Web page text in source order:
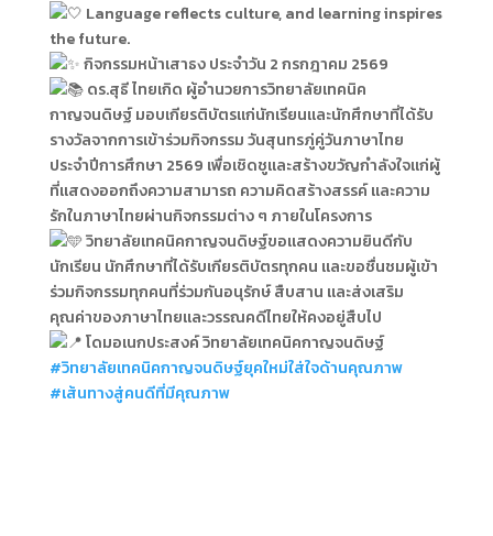
Language reflects culture, and learning inspires
the future.
กิจกรรมหน้าเสาธง ประจำวัน 2 กรกฎาคม 2569
ดร.สุธี ไทยเกิด ผู้อำนวยการวิทยาลัยเทคนิค
กาญจนดิษฐ์ มอบเกียรติบัตรแก่นักเรียนและนักศึกษาที่ได้รับ
รางวัลจากการเข้าร่วมกิจกรรม วันสุนทรภู่คู่วันภาษาไทย
ประจำปีการศึกษา 2569 เพื่อเชิดชูและสร้างขวัญกำลังใจแก่ผู้
ที่แสดงออกถึงความสามารถ ความคิดสร้างสรรค์ และความ
รักในภาษาไทยผ่านกิจกรรมต่าง ๆ ภายในโครงการ
วิทยาลัยเทคนิคกาญจนดิษฐ์ขอแสดงความยินดีกับ
นักเรียน นักศึกษาที่ได้รับเกียรติบัตรทุกคน และขอชื่นชมผู้เข้า
ร่วมกิจกรรมทุกคนที่ร่วมกันอนุรักษ์ สืบสาน และส่งเสริม
คุณค่าของภาษาไทยและวรรณคดีไทยให้คงอยู่สืบไป
โดมอเนกประสงค์ วิทยาลัยเทคนิคกาญจนดิษฐ์
#วิทยาลัยเทคนิคกาญจนดิษฐ์ยุคใหม่ใส่ใจด้านคุณภาพ
#เส้นทางสู่คนดีที่มีคุณภาพ